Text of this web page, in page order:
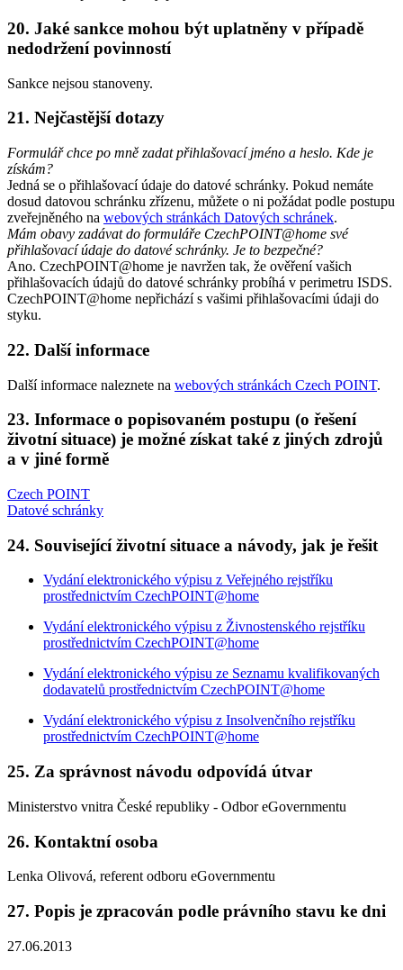
20. Jaké sankce mohou být uplatněny v případě
nedodržení povinností
Sankce nejsou stanoveny.
21. Nejčastější dotazy
Formulář chce po mně zadat přihlašovací jméno a heslo. Kde je
získám?
Jedná se o přihlašovací údaje do datové schránky. Pokud nemáte
dosud datovou schránku zřízenu, můžete o ni požádat podle postupu
zveřejněného na webových stránkách Datových schránek.
Mám obavy zadávat do formuláře CzechPOINT@home své
přihlašovací údaje do datové schránky. Je to bezpečné?
Ano. CzechPOINT@home je navržen tak, že ověření vašich
přihlašovacích údajů do datové schránky probíhá v perimetru ISDS.
CzechPOINT@home nepřichází s vašimi přihlašovacími údaji do
styku.
22. Další informace
Další informace naleznete na webových stránkách Czech POINT.
23. Informace o popisovaném postupu (o řešení
životní situace) je možné získat také z jiných zdrojů
a v jiné formě
Czech POINT
Datové schránky
24. Související životní situace a návody, jak je řešit
Vydání elektronického výpisu z Veřejného rejstříku
prostřednictvím CzechPOINT@home
Vydání elektronického výpisu z Živnostenského rejstříku
prostřednictvím CzechPOINT@home
Vydání elektronického výpisu ze Seznamu kvalifikovaných
dodavatelů prostřednictvím CzechPOINT@home
Vydání elektronického výpisu z Insolvenčního rejstříku
prostřednictvím CzechPOINT@home
25. Za správnost návodu odpovídá útvar
Ministerstvo vnitra České republiky - Odbor eGovernmentu
26. Kontaktní osoba
Lenka Olivová, referent odboru eGovernmentu
27. Popis je zpracován podle právního stavu ke dni
27.06.2013